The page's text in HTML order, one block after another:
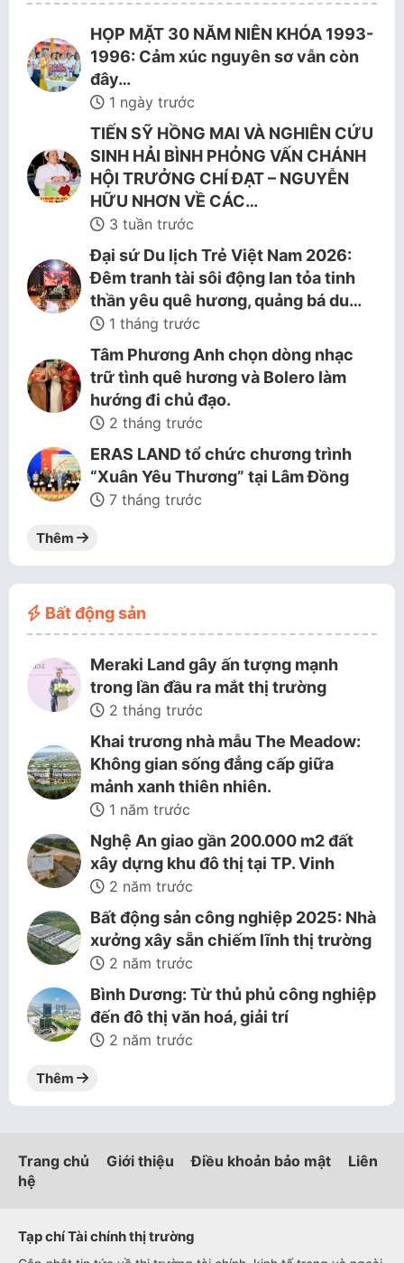
HỌP MẶT 30 NĂM NIÊN KHÓA 1993-
1996: Cảm xúc nguyên sơ vẫn còn
đây…
1 ngày trước
TIẾN SỸ HỒNG MAI VÀ NGHIÊN CỨU
SINH HẢI BÌNH PHỎNG VẤN CHÁNH
HỘI TRƯỞNG CHÍ ĐẠT – NGUYỄN
HỮU NHƠN VỀ CÁC…
3 tuần trước
Đại sứ Du lịch Trẻ Việt Nam 2026:
Đêm tranh tài sôi động lan tỏa tinh
thần yêu quê hương, quảng bá du…
1 tháng trước
Tâm Phương Anh chọn dòng nhạc
trữ tình quê hương và Bolero làm
hướng đi chủ đạo.
2 tháng trước
ERAS LAND tổ chức chương trình
“Xuân Yêu Thương” tại Lâm Đồng
7 tháng trước
Thêm
Bất động sản
Meraki Land gây ấn tượng mạnh
trong lần đầu ra mắt thị trường
2 tháng trước
Khai trương nhà mẫu The Meadow:
Không gian sống đẳng cấp giữa
mảnh xanh thiên nhiên.
1 năm trước
Nghệ An giao gần 200.000 m2 đất
xây dựng khu đô thị tại TP. Vinh
2 năm trước
Bất động sản công nghiệp 2025: Nhà
xưởng xây sẵn chiếm lĩnh thị trường
2 năm trước
Bình Dương: Từ thủ phủ công nghiệp
đến đô thị văn hoá, giải trí
2 năm trước
Thêm
Trang chủ Giới thiệu Điều khoản bảo mật
Liên
hệ
Tạp chí Tài chính thị trường